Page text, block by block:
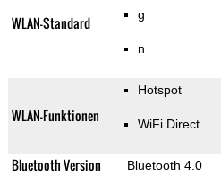
WLAN-Standard g
n
WLAN-Funktionen
Hotspot
WiFi Direct
Bluetooth Version Bluetooth 4.0